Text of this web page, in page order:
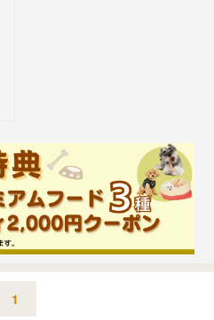
1